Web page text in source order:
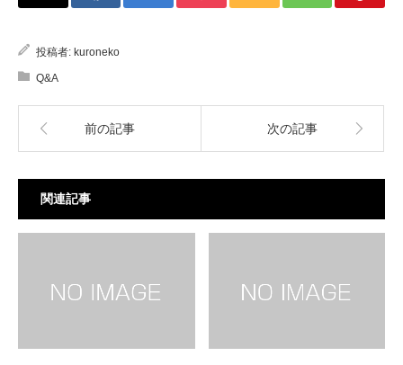
投稿者: kuroneko
Q&A
前の記事 次の記事
関連記事